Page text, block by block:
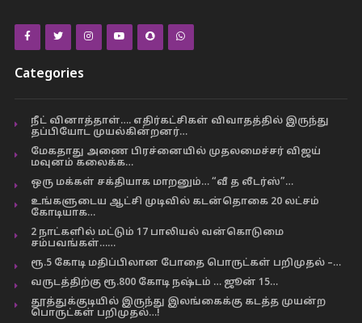
Categories
நீட் வினாத்தாள்…. எதிர்கட்சிகள் விவாதத்தில் இருந்து
தப்பியோட முயல்கின்றனர்…
மேகதாது அணை பிரச்னையில் முதலமைச்சர் விஜய்
மவுனம் கலைக்க…
ஒரு மக்கள் சக்தியாக மாறனும்… “வீ த லீடர்ஸ்”…
உங்களுடைய ஆட்சி முடிவில் கடன்தொகை 20 லட்சம்
கோடியாக…
2 நாட்களில் மட்டும் 17 பாலியல் வன்கொடுமை
சம்பவங்கள்……
ரூ.5 கோடி மதிப்பிலான போதை பொருட்கள் பறிமுதல் –…
வருடத்திற்கு ரூ.800 கோடி நஷ்டம் … ஜூன் 15…
தூத்துக்குடியில் இருந்து இலங்கைக்கு கடத்த முயன்ற
பொருட்கள் பறிமுதல்…!